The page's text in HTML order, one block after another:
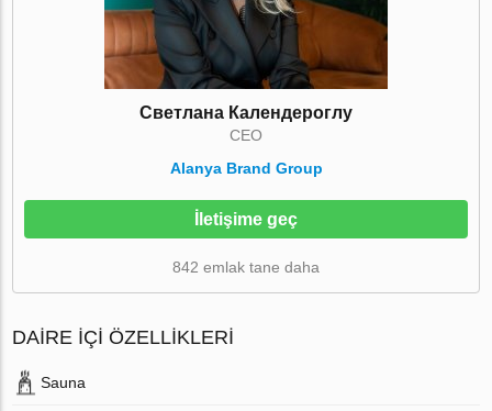
Светлана Календероглу
CEO
Alanya Brand Group
İletişime geç
842 emlak tane daha
DAIRE IÇI ÖZELLIKLERI
Sauna